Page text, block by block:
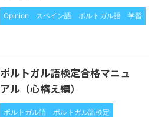
Opinion スペイン語 ポルトガル語 学習
ポルトガル語検定合格マニュ
アル（心構え編）
ポルトガル語 ポルトガル語検定